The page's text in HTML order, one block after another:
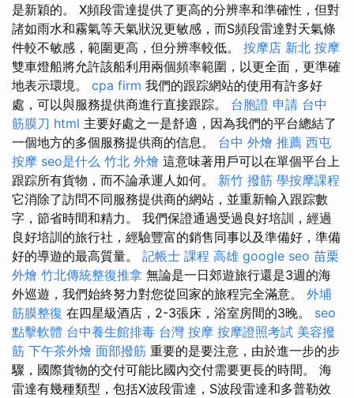
是新穎的。 X頻段雷達提供了更高的分辨率和準確性，但對
諸如雨水和霧氣等天氣狀況更敏感，而S頻段雷達對天氣條
件較不敏感，範圍更高，但分辨率較低。 按摩店 新北 按摩
雙車燈船將允許該船利用兩個頻率範圍，以更全面，更準確
地表示環境。 cpa firm 我們的跟踪網站的使用有許多好
處，可以與服務提供商進行直接跟踪。 台胞證 申請 台中
筋膜刀 html 主要好處之一是舒適，因為我們的平台總結了
一個地方的多個服務提供商的信息。 台中 外燴 推薦 西屯
按摩 seo是什么 竹北 外燴 這意味著用戶可以在單個平台上
跟踪所有貨物，而不論承運人如何。 新竹 撥筋 學按摩課程
它消除了訪問不同服務提供商的網站，並重新輸入跟踪數
字，節省時間和精力。 我們保證通過受過良好培訓，經過
良好培訓的旅行社，經驗豐富的銷售同事以及準備好，準備
好的導遊的最高質量。 記帳士 課程 高雄 google seo 苗栗
外燴 竹北傳統整復推拿 無論是一日郊遊旅行還是3週的海
外巡遊，我們始終努力對您從回家的旅程完全滿意。 外埔
筋膜整復 在四星級酒店，2-3張床，浴室房間的3晚。 seo
點擊軟體 台中養生館排毒 台灣 按摩 按摩證照考試 美容撥
筋 下午茶外燴 面部撥筋 重要的是要注意，由於進一步的步
驟，國際貨物的交付可能比國內交付需要更長的時間。 海
雷達有幾種類型，包括X波段雷達，S波段雷達和多普勒效